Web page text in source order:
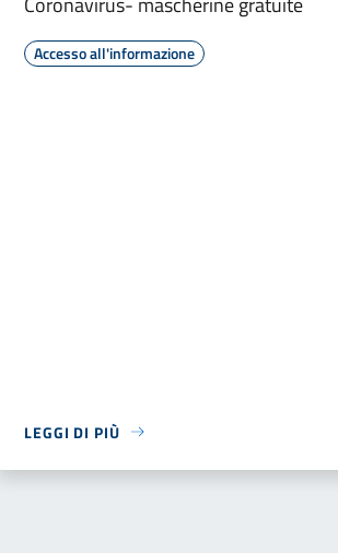
Accesso all'informazione
LEGGI DI PIÙ